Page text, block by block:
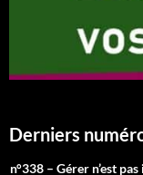
Derniers
n°338 – Gérer n’est